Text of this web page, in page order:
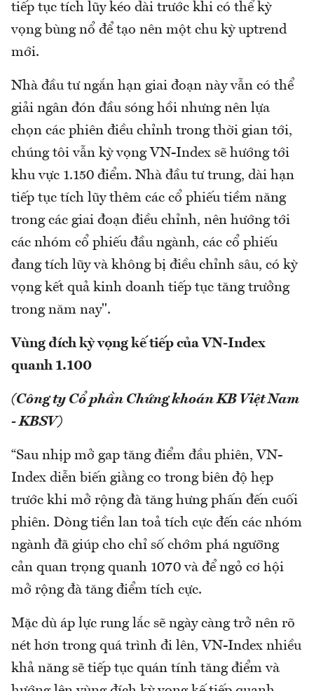
tiếp tục tích lũy kéo dài trước khi có thể kỳ
vọng bùng nổ để tạo nên một chu kỳ uptrend
mới.
Nhà đầu tư ngắn hạn giai đoạn này vẫn có thể
giải ngân đón đầu sóng hồi nhưng nên lựa
chọn các phiên điều chỉnh trong thời gian tới,
chúng tôi vẫn kỳ vọng VN-Index sẽ hướng tới
khu vực 1.150 điểm. Nhà đầu tư trung, dài hạn
tiếp tục tích lũy thêm các cổ phiếu tiềm năng
trong các giai đoạn điều chỉnh, nên hướng tới
các nhóm cổ phiếu đầu ngành, các cổ phiếu
đang tích lũy và không bị điều chỉnh sâu, có kỳ
vọng kết quả kinh doanh tiếp tục tăng trưởng
trong năm nay".
Vùng đích kỳ vọng kế tiếp của VN-Index
quanh 1.100
(Công ty Cổ phần Chứng khoán KB Việt Nam
- KBSV)
“Sau nhịp mở gap tăng điểm đầu phiên, VN-
Index diễn biến giằng co trong biên độ hẹp
trước khi mở rộng đà tăng hưng phấn đến cuối
phiên. Dòng tiền lan toả tích cực đến các nhóm
ngành đã giúp cho chỉ số chớm phá ngưỡng
cản quan trọng quanh 1070 và để ngỏ cơ hội
mở rộng đà tăng điểm tích cực.
Mặc dù áp lực rung lắc sẽ ngày càng trở nên rõ
nét hơn trong quá trình đi lên, VN-Index nhiều
khả năng sẽ tiếp tục quán tính tăng điểm và